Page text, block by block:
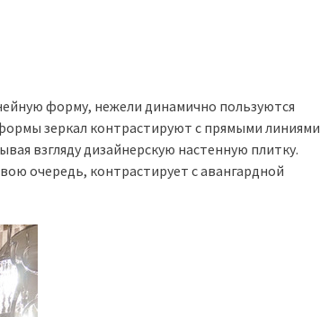
форму, нежели динамично пользуются
зеркал контрастируют с прямыми линиями
взгляду дизайнерскую настенную плитку.
очередь, контрастирует с авангардной